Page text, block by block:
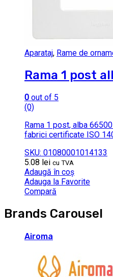
Aparataj, Rame de
Rama 1 post
0 out of 5
(0)
Rama 1 post, alba
fabrici certificate ISO
SKU: 01080001014133
5.08 lei cu TVA
Adaugă în coș
Adauga la Favorite
Compară
Brands Carousel
Airoma